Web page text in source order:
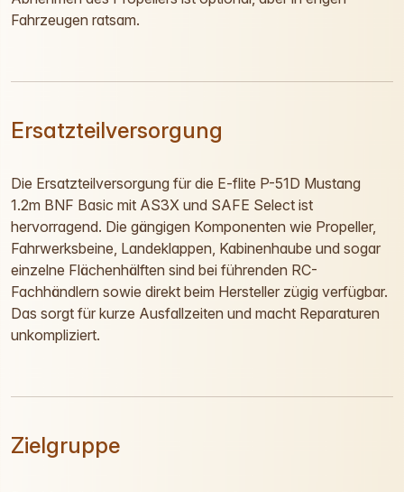
Fahrzeugen ratsam.
Ersatzteilversorgung
Die Ersatzteilversorgung für die E-flite P-51D Mustang
1.2m BNF Basic mit AS3X und SAFE Select ist
hervorragend. Die gängigen Komponenten wie Propeller,
Fahrwerksbeine, Landeklappen, Kabinenhaube und sogar
einzelne Flächenhälften sind bei führenden RC-
Fachhändlern sowie direkt beim Hersteller zügig verfügbar.
Das sorgt für kurze Ausfallzeiten und macht Reparaturen
unkompliziert.
Zielgruppe